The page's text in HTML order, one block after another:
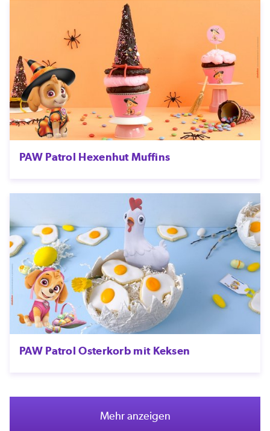
PAW Patrol Hexenhut Muffins
PAW Patrol Osterkorb mit Keksen
Mehr anzeigen